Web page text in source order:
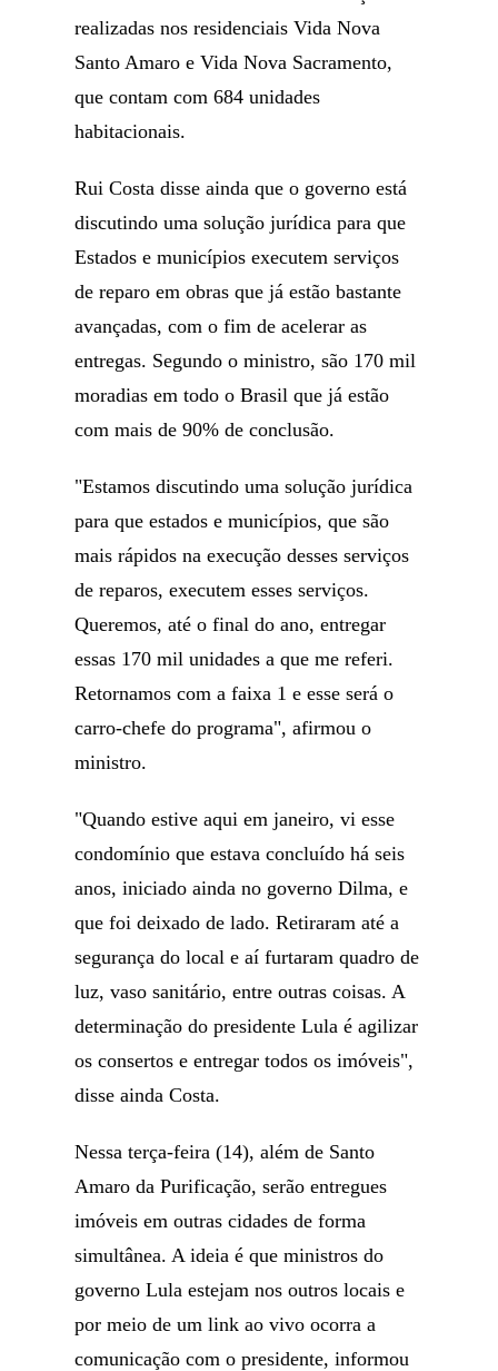
realizadas nos residenciais Vida Nova
Santo Amaro e Vida Nova Sacramento,
que contam com 684 unidades
habitacionais.
Rui Costa disse ainda que o governo está
discutindo uma solução jurídica para que
Estados e municípios executem serviços
de reparo em obras que já estão bastante
avançadas, com o fim de acelerar as
entregas. Segundo o ministro, são 170 mil
moradias em todo o Brasil que já estão
com mais de 90% de conclusão.
"Estamos discutindo uma solução jurídica
para que estados e municípios, que são
mais rápidos na execução desses serviços
de reparos, executem esses serviços.
Queremos, até o final do ano, entregar
essas 170 mil unidades a que me referi.
Retornamos com a faixa 1 e esse será o
carro-chefe do programa", afirmou o
ministro.
"Quando estive aqui em janeiro, vi esse
condomínio que estava concluído há seis
anos, iniciado ainda no governo Dilma, e
que foi deixado de lado. Retiraram até a
segurança do local e aí furtaram quadro de
luz, vaso sanitário, entre outras coisas. A
determinação do presidente Lula é agilizar
os consertos e entregar todos os imóveis",
disse ainda Costa.
Nessa terça-feira (14), além de Santo
Amaro da Purificação, serão entregues
imóveis em outras cidades de forma
simultânea. A ideia é que ministros do
governo Lula estejam nos outros locais e
por meio de um link ao vivo ocorra a
comunicação com o presidente, informou